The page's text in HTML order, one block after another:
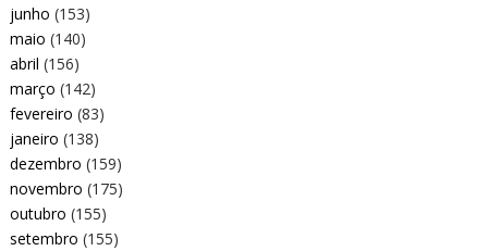
junho (153)
maio (140)
abril (156)
março (142)
fevereiro (83)
janeiro (138)
dezembro (159)
novembro (175)
outubro (155)
setembro (155)